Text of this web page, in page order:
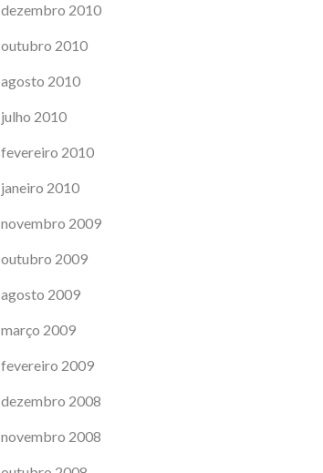
dezembro 2010
outubro 2010
agosto 2010
julho 2010
fevereiro 2010
janeiro 2010
novembro 2009
outubro 2009
agosto 2009
março 2009
fevereiro 2009
dezembro 2008
novembro 2008